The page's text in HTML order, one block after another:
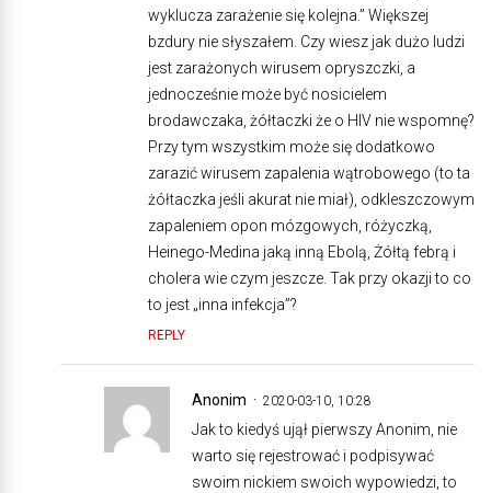
wyklucza zarażenie się kolejna.” Większej
bzdury nie słyszałem. Czy wiesz jak dużo ludzi
jest zarażonych wirusem opryszczki, a
jednocześnie może być nosicielem
brodawczaka, żółtaczki że o HIV nie wspomnę?
Przy tym wszystkim może się dodatkowo
zarazić wirusem zapalenia wątrobowego (to ta
żółtaczka jeśli akurat nie miał), odkleszczowym
zapaleniem opon mózgowych, różyczką,
Heinego-Medina jaką inną Ebolą, Żółtą febrą i
cholera wie czym jeszcze. Tak przy okazji to co
to jest „inna infekcja”?
REPLY
Anonim 2020-03-10, 10:28
Jak to kiedyś ujął pierwszy Anonim, nie
warto się rejestrować i podpisywać
swoim nickiem swoich wypowiedzi, to